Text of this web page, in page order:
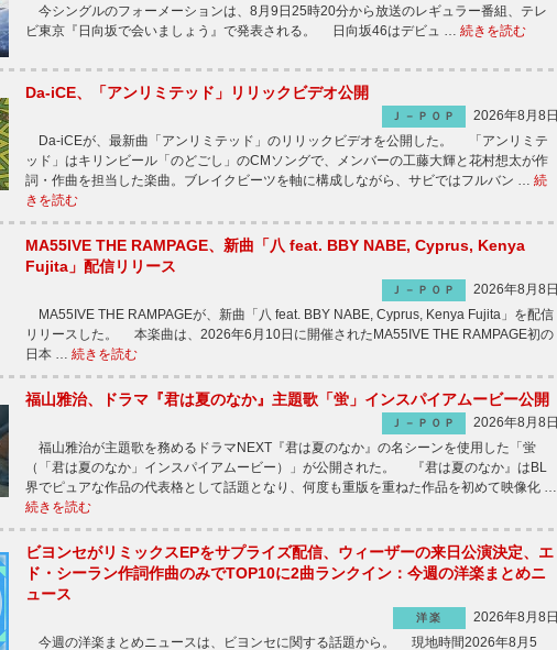
今シングルのフォーメーションは、8月9日25時20分から放送のレギュラー番組、テレ
ビ東京『日向坂で会いましょう』で発表される。 日向坂46はデビュ … 続きを読む
Da-iCE、「アンリミテッド」リリックビデオ公開
Ｊ－ＰＯＰ
2026年8月8日
Da-iCEが、最新曲「アンリミテッド」のリリックビデオを公開した。 「アンリミテ
ッド」はキリンビール「のどごし」のCMソングで、メンバーの工藤大輝と花村想太が作
詞・作曲を担当した楽曲。ブレイクビーツを軸に構成しながら、サビではフルバン … 続
きを読む
MA55IVE THE RAMPAGE、新曲「八 feat. BBY NABE, Cyprus, Kenya
Fujita」配信リリース
Ｊ－ＰＯＰ
2026年8月8日
MA55IVE THE RAMPAGEが、新曲「八 feat. BBY NABE, Cyprus, Kenya Fujita」を配信
リリースした。 本楽曲は、2026年6月10日に開催されたMA55IVE THE RAMPAGE初の
日本 … 続きを読む
福山雅治、ドラマ『君は夏のなか』主題歌「蛍」インスパイアムービー公開
Ｊ－ＰＯＰ
2026年8月8日
福山雅治が主題歌を務めるドラマNEXT『君は夏のなか』の名シーンを使用した「蛍
（「君は夏のなか」インスパイアムービー）」が公開された。 『君は夏のなか』はBL
界でピュアな作品の代表格として話題となり、何度も重版を重ねた作品を初めて映像化 …
続きを読む
ビヨンセがリミックスEPをサプライズ配信、ウィーザーの来日公演決定、エ
ド・シーラン作詞作曲のみでTOP10に2曲ランクイン：今週の洋楽まとめニ
ュース
洋楽
2026年8月8日
今週の洋楽まとめニュースは、ビヨンセに関する話題から。 現地時間2026年8月5